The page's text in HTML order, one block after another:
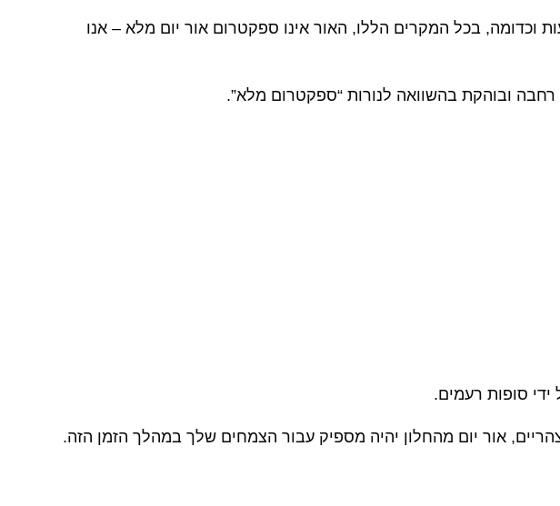
וכדומה, בכל המקרים הללו, האור אינו ספקטרום אור יום מלא – אנו
סופות רעמים.
אור יום מהחלון יהיה מספיק עבור הצמחים שלך במהלך הזמן הזה.